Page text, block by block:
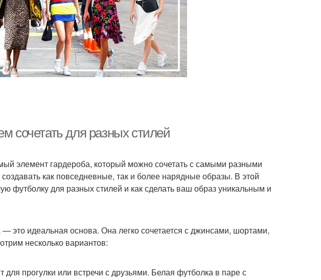
сочетать для разных стилей
элемент гардероба, который можно сочетать с самыми разными
как повседневные, так и более нарядные образы. В этой
футболку для разных стилей и как сделать ваш образ уникальным и
это идеальная основа. Она легко сочетается с джинсами, шортами,
несколько вариантов:
для прогулки или встречи с друзьями. Белая футболка в паре с